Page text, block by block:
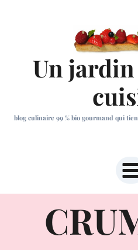
Un jardin
blog culinaire 99 % bio gourmand qui